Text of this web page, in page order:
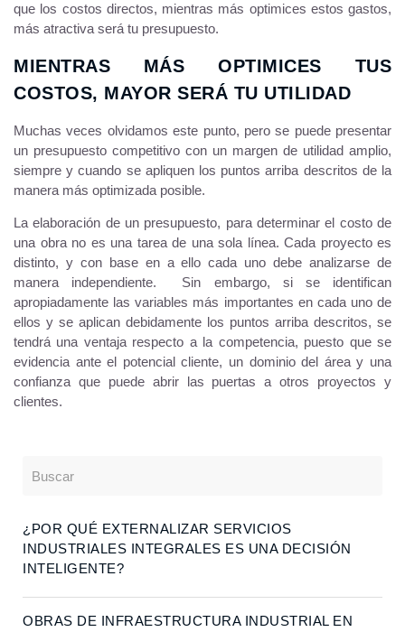
que los costos directos, mientras más optimices estos gastos,
más atractiva será tu presupuesto.
MIENTRAS MÁS OPTIMICES TUS
COSTOS, MAYOR SERÁ TU UTILIDAD
Muchas veces olvidamos este punto, pero se puede presentar
un presupuesto competitivo con un margen de utilidad amplio,
siempre y cuando se apliquen los puntos arriba descritos de la
manera más optimizada posible.
La elaboración de un presupuesto, para determinar el costo de
una obra no es una tarea de una sola línea. Cada proyecto es
distinto, y con base en a ello cada uno debe analizarse de
manera independiente. Sin embargo, si se identifican
apropiadamente las variables más importantes en cada uno de
ellos y se aplican debidamente los puntos arriba descritos, se
tendrá una ventaja respecto a la competencia, puesto que se
evidencia ante el potencial cliente, un dominio del área y una
confianza que puede abrir las puertas a otros proyectos y
clientes.
¿POR QUÉ EXTERNALIZAR SERVICIOS
INDUSTRIALES INTEGRALES ES UNA DECISIÓN
INTELIGENTE?
OBRAS DE INFRAESTRUCTURA INDUSTRIAL EN